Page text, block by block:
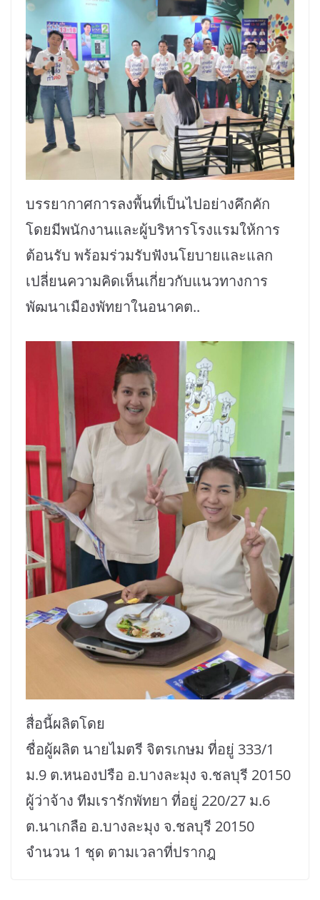
บรรยากาศการลงพื้นที่เป็นไปอย่างคึกคัก
โดยมีพนักงานและผู้บริหารโรงแรมให้การ
ต้อนรับ พร้อมร่วมรับฟังนโยบายและแลก
เปลี่ยนความคิดเห็นเกี่ยวกับแนวทางการ
พัฒนาเมืองพัทยาในอนาคต..
สื่อนี้ผลิตโดย
ชื่อผู้ผลิต นายไมตรี จิตรเกษม ที่อยู่ 333/1
ม.9 ต.หนองปรือ อ.บางละมุง จ.ชลบุรี 20150
ผู้ว่าจ้าง ทีมเรารักพัทยา ที่อยู่ 220/27 ม.6
ต.นาเกลือ อ.บางละมุง จ.ชลบุรี 20150
จำนวน 1 ชุด ตามเวลาที่ปรากฎ